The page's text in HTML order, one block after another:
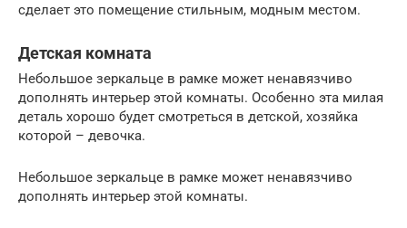
сделает это помещение стильным, модным местом.
Детская комната
Небольшое зеркальце в рамке может ненавязчиво
дополнять интерьер этой комнаты. Особенно эта милая
деталь хорошо будет смотреться в детской, хозяйка
которой – девочка.
Небольшое зеркальце в рамке может ненавязчиво
дополнять интерьер этой комнаты.